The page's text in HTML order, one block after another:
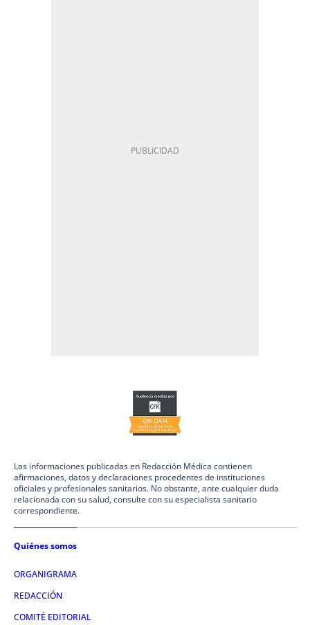
Las informaciones publicadas en Redacción Médica contienen
afirmaciones, datos y declaraciones procedentes de instituciones
oficiales y profesionales sanitarios. No obstante, ante cualquier duda
relacionada con su salud, consulte con su especialista sanitario
correspondiente.
Quiénes somos
ORGANIGRAMA
REDACCIÓN
COMITÉ EDITORIAL